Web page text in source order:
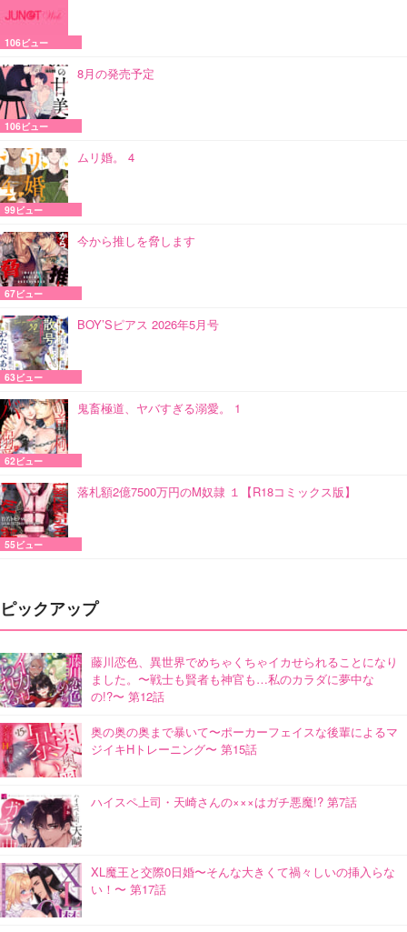
106ビュー
8月の発売予定
106ビュー
ムリ婚。 4
99ビュー
今から推しを脅します
67ビュー
BOY’Sピアス 2026年5月号
63ビュー
鬼畜極道、ヤバすぎる溺愛。 1
62ビュー
落札額2億7500万円のM奴隷 １【R18コミックス版】
55ビュー
ピックアップ
藤川恋色、異世界でめちゃくちゃイカせられることになり
ました。〜戦士も賢者も神官も…私のカラダに夢中な
の!?〜 第12話
奥の奥の奥まで暴いて〜ポーカーフェイスな後輩によるマ
ジイキHトレーニング〜 第15話
ハイスペ上司・天崎さんの×××はガチ悪魔!? 第7話
XL魔王と交際0日婚〜そんな大きくて禍々しいの挿入らな
い！〜 第17話